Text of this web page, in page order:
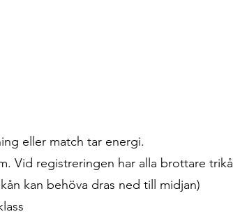
eller match tar energi.
Vid registreringen har alla brottare trikå
kan behöva dras ned till midjan)